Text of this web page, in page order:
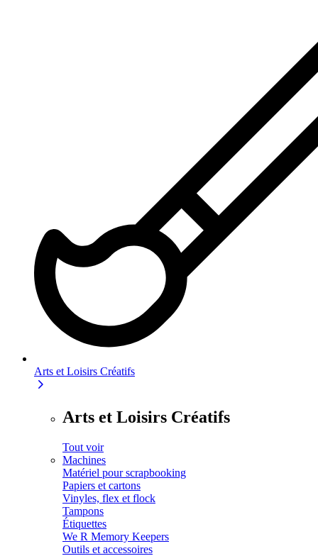
Arts et Loisirs Créatifs
Arts et Loisirs Créatifs
Tout voir
Machines
Matériel pour scrapbooking
Papiers et cartons
Vinyles, flex et flock
Tampons
Étiquettes
We R Memory Keepers
Outils et accessoires